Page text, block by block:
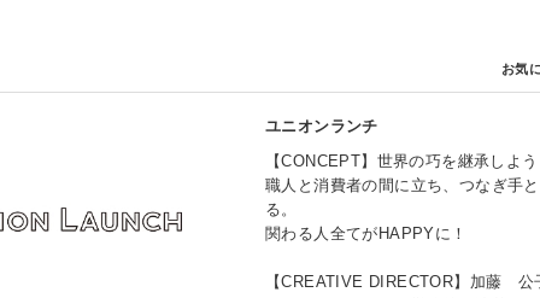
ユニオンランチ
【CONCEPT】世界の巧を継承しよ
職人と消費者の間に立ち、つなぎ手
る。
関わる人全てがHAPPYに！
【CREATIVE DIRECTOR】加藤 公